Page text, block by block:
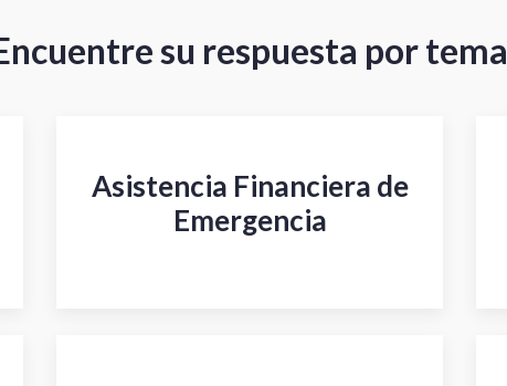
su respuesta por tema
Asistencia Financiera de
Emergencia